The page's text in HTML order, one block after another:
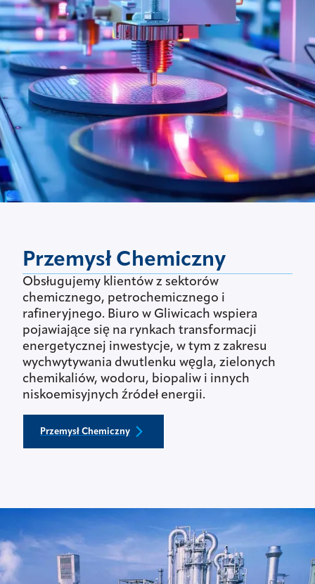
Przemysł Chemiczny
Obsługujemy klientów z sektorów
chemicznego, petrochemicznego i
rafineryjnego. Biuro w Gliwicach wspiera
pojawiające się na rynkach transformacji
energetycznej inwestycje, w tym z zakresu
wychwytywania dwutlenku węgla, zielonych
chemikaliów, wodoru, biopaliw i innych
niskoemisyjnych źródeł energii.
Przemysł Chemiczny